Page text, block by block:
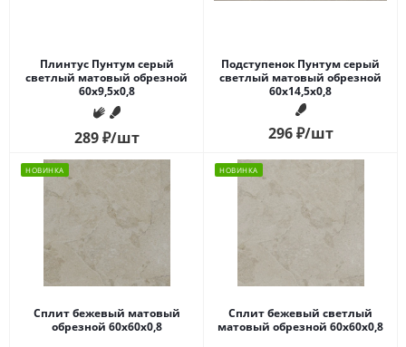
Плинтус Пунтум серый
светлый матовый обрезной
60x9,5x0,8
289₽/шт
Подступенок Пунтум серый
светлый матовый обрезной
60x14,5x0,8
296₽/шт
НОВИНКА
Сплит бежевый матовый
обрезной 60x60x0,8
НОВИНКА
Сплит бежевый светлый
матовый обрезной 60x60x0,8